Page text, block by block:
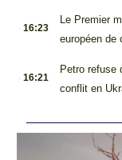
16:23
Le Premier
européen de
16:21
Petro refuse
conflit en